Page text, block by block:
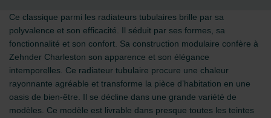
Ce classique parmi les radiateurs tubulaires brille par sa
polyvalence et son efficacité. Il séduit par ses formes, sa
fonctionnalité et son confort. Sa construction modulaire confère à
Zehnder Charleston son apparence et son élégance
intemporelles. Ce radiateur tubulaire procure une chaleur
rayonnante agréable et transforme la pièce d’habitation en une
oasis de bien-être. Il se décline dans une grande variété de
modèles. Ce modèle est livrable dans presque toutes les teintes